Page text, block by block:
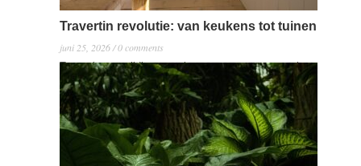
Travertin revolutie: van keukens tot tuinen
juni 25, 2026 / 0 comments
Travertin, een tijdloos en elegant natuursteen, maakt
een revolutie door in de wereld van interieur- en
tuinontwerp. Als een toegewijde doe-het-zelver kan het
gebruik van travertin in je huis en tuin zowel een
lonende als budgetvriendelijke onderneming zijn. Van
keukens tot tuinen, er zijn tal van projecten die je zelf
kunt aanpakken om de esthetiek…